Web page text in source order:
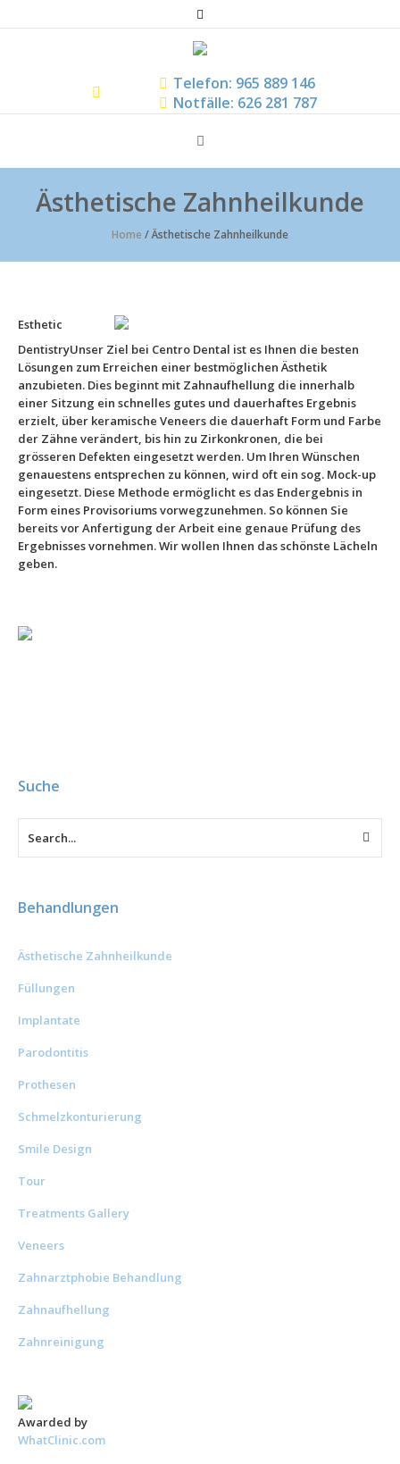
Telefon: 965 889 146
Notfälle: 626 281 787
Ästhetische Zahnheilkunde
Home /Ästhetische Zahnheilkunde
Esthetic
DentistryUnser Ziel bei Centro Dental ist es Ihnen die besten
Lösungen zum Erreichen einer bestmöglichen Ästhetik
anzubieten. Dies beginnt mit Zahnaufhellung die innerhalb
einer Sitzung ein schnelles gutes und dauerhaftes Ergebnis
erzielt, über keramische Veneers die dauerhaft Form und Farbe
der Zähne verändert, bis hin zu Zirkonkronen, die bei
grösseren Defekten eingesetzt werden. Um Ihren Wünschen
genauestens entsprechen zu können, wird oft ein sog. Mock-up
eingesetzt. Diese Methode ermöglicht es das Endergebnis in
Form eines Provisoriums vorwegzunehmen. So können Sie
bereits vor Anfertigung der Arbeit eine genaue Prüfung des
Ergebnisses vornehmen. Wir wollen Ihnen das schönste Lächeln
geben.
Suche
Behandlungen
Ästhetische Zahnheilkunde
Füllungen
Implantate
Parodontitis
Prothesen
Schmelzkonturierung
Smile Design
Tour
Treatments Gallery
Veneers
Zahnarztphobie Behandlung
Zahnaufhellung
Zahnreinigung
Awarded by
WhatClinic.com